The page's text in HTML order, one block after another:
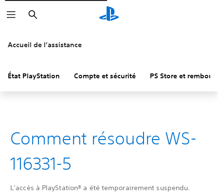
Rechercher
Accueil de l’assistance
État PlayStation Compte et sécurité PS Store et
Comment résoudre WS-
116331-5
L’accès à PlayStation® a été temporairement suspendu.